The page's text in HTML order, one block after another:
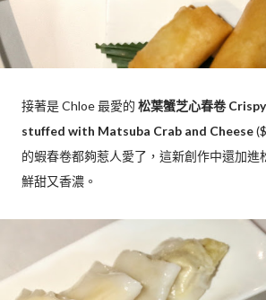
接著是 Chloe 最愛的 松葉蟹芝心春卷
stuffed with Matsuba Crab and Cheese
的蝦春卷都夠惹人愛了，這新創作中還加進
鮮甜又香濃。